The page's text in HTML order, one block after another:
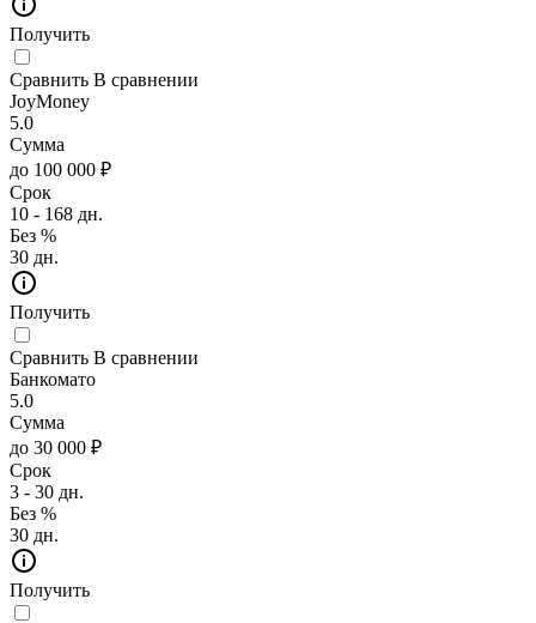
Получить
Сравнить В сравнении
JoyMoney
5.0
Сумма
до 100 000 ₽
Срок
10 - 168 дн.
Без %
30 дн.
Получить
Сравнить В сравнении
Банкомато
5.0
Сумма
до 30 000 ₽
Срок
3 - 30 дн.
Без %
30 дн.
Получить